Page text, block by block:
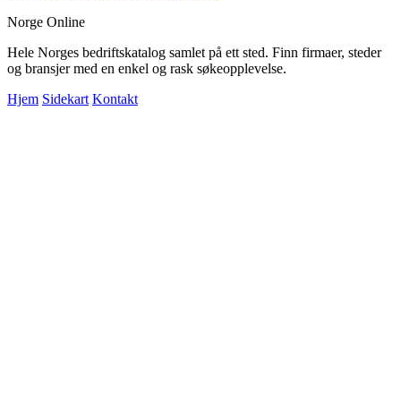
Norge Online
Hele Norges bedriftskatalog samlet på ett sted. Finn firmaer, steder
og bransjer med en enkel og rask søkeopplevelse.
Hjem Sidekart Kontakt